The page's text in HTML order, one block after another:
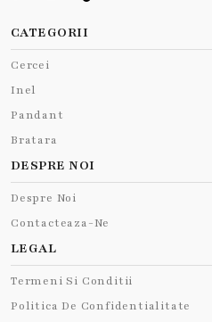
CATEGORII
Cercei
Inel
Pandant
Bratara
DESPRE NOI
Despre Noi
Contacteaza-Ne
LEGAL
Termeni Si Conditii
Politica De Confidentialitate